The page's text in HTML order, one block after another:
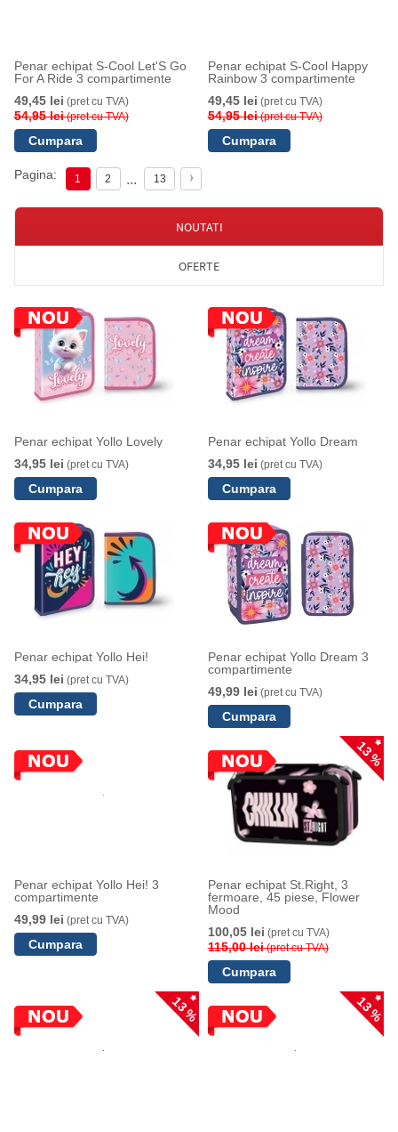
Penar echipat S-Cool Let'S Go
For A Ride 3 compartimente
49,45 lei (pret cu TVA)
54,95 lei(pret cu TVA)
Penar echipat S-Cool Happy
Rainbow 3 compartimente
49,45 lei (pret cu TVA)
54,95 lei(pret cu TVA)
Pagina: 1 2 ... 13
NOUTATI
OFERTE
Penar echipat Yollo Lovely
34,95 lei (pret cu TVA)
Penar echipat Yollo Dream
34,95 lei (pret cu TVA)
Penar echipat Yollo Hei!
34,95 lei (pret cu TVA)
Penar echipat Yollo Dream 3
compartimente
49,99 lei (pret cu TVA)
Penar echipat Yollo Hei! 3
compartimente
49,99 lei (pret cu TVA)
13 %
Penar echipat St.Right, 3
fermoare, 45 piese, Flower
Mood
100,05 lei (pret cu TVA)
115,00 lei(pret cu TVA)
13 % 13 %